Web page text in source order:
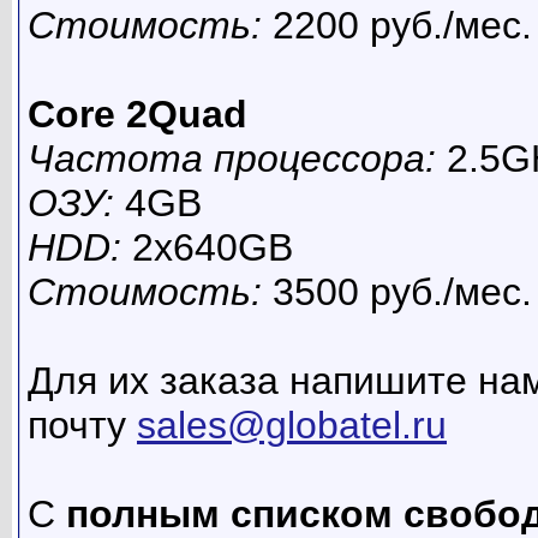
Стоимость: 2200 руб./мес.
Core 2Quad
Частота процессора:
ОЗУ: 4GB
HDD: 2x640GB
Стоимость: 3500 руб./мес.
Для их заказа напишите
почту sales@globatel.ru
С полным списком